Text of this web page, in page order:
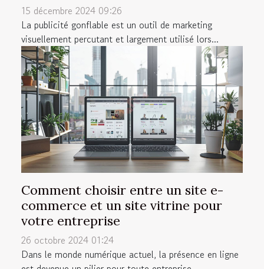
15 décembre 2024 09:26
La publicité gonflable est un outil de marketing
visuellement percutant et largement utilisé lors...
Comment choisir entre un site e-
commerce et un site vitrine pour
votre entreprise
26 octobre 2024 01:24
Dans le monde numérique actuel, la présence en ligne